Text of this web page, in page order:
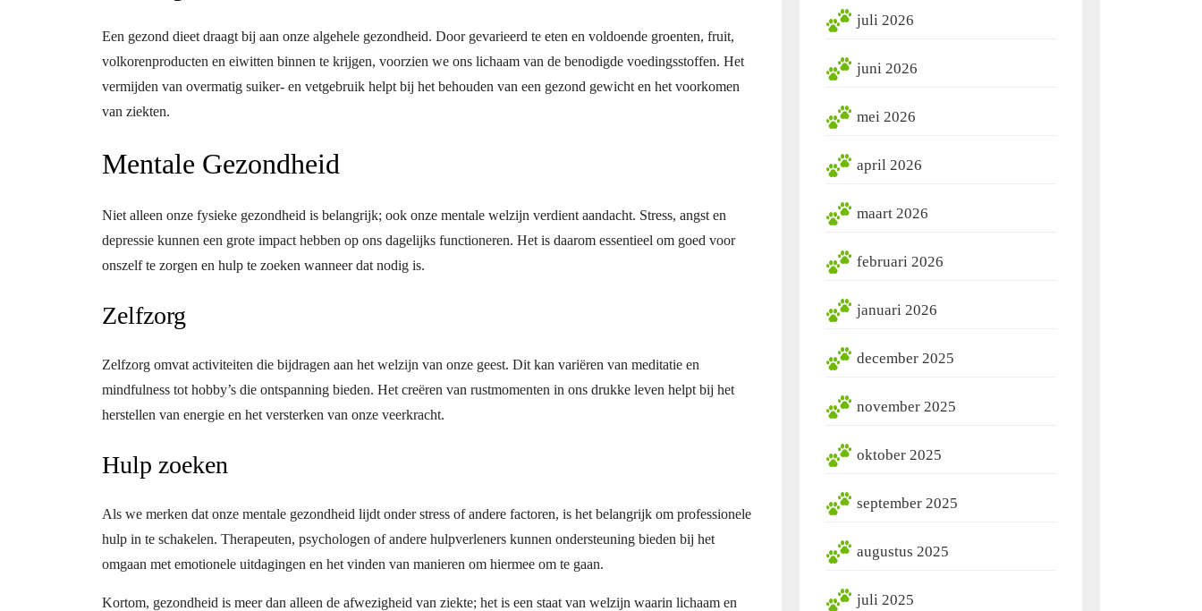
Een gezond dieet draagt bij aan onze algehele gezondheid. Door gevarieerd te eten en voldoende groenten, fruit,
volkorenproducten en eiwitten binnen te krijgen, voorzien we ons lichaam van de benodigde voedingsstoffen. Het
vermijden van overmatig suiker- en vetgebruik helpt bij het behouden van een gezond gewicht en het voorkomen
van ziekten.
Mentale Gezondheid
Niet alleen onze fysieke gezondheid is belangrijk; ook onze mentale welzijn verdient aandacht. Stress, angst en
depressie kunnen een grote impact hebben op ons dagelijks functioneren. Het is daarom essentieel om goed voor
onszelf te zorgen en hulp te zoeken wanneer dat nodig is.
Zelfzorg
Zelfzorg omvat activiteiten die bijdragen aan het welzijn van onze geest. Dit kan variëren van meditatie en
mindfulness tot hobby’s die ontspanning bieden. Het creëren van rustmomenten in ons drukke leven helpt bij het
herstellen van energie en het versterken van onze veerkracht.
Hulp zoeken
Als we merken dat onze mentale gezondheid lijdt onder stress of andere factoren, is het belangrijk om professionele
hulp in te schakelen. Therapeuten, psychologen of andere hulpverleners kunnen ondersteuning bieden bij het
omgaan met emotionele uitdagingen en het vinden van manieren om hiermee om te gaan.
Kortom, gezondheid is meer dan alleen de afwezigheid van ziekte; het is een staat van welzijn waarin lichaam en
juli 2026
juni 2026
mei 2026
april 2026
maart 2026
februari 2026
januari 2026
december 2025
november 2025
oktober 2025
september 2025
augustus 2025
juli 2025